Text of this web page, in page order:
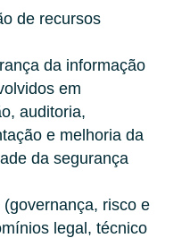
de recursos
da informação
em
auditoria,
e melhoria da
da segurança
risco e
legal, técnico